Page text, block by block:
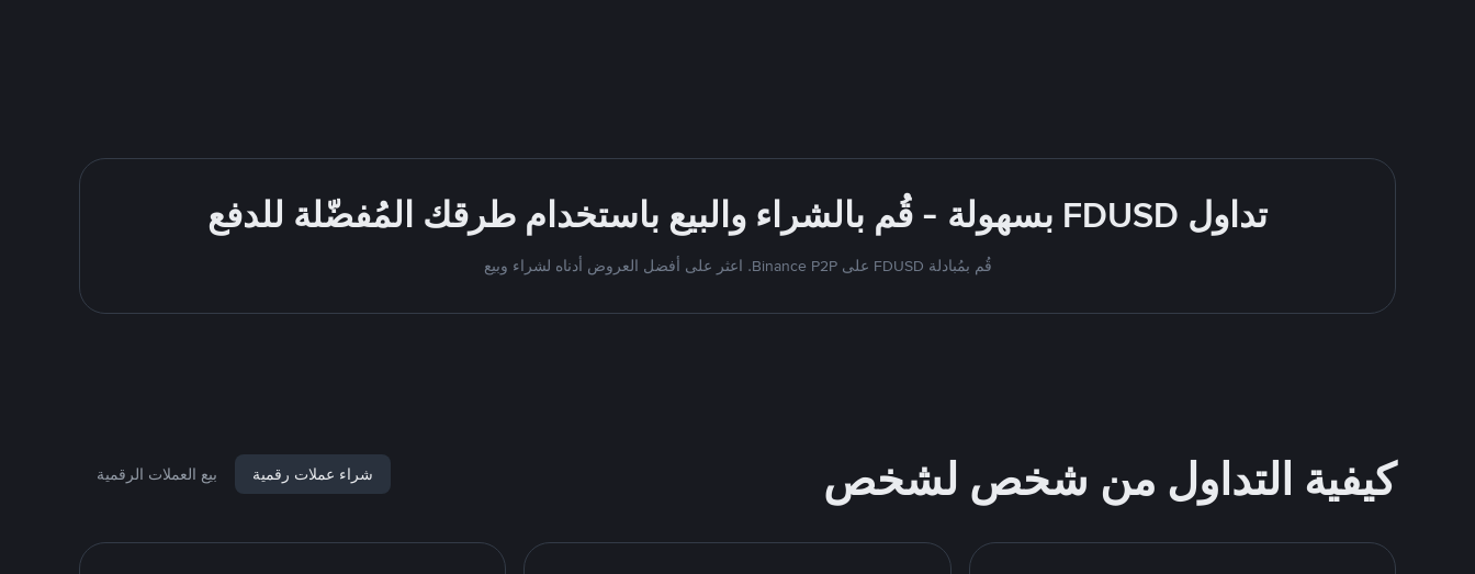
تداول FDUSD بسهولة - قُم بالشراء والبيع باستخدام طرقك المُفضّلة للدفع
قُم بمُبادلة FDUSD على Binance P2P. اعثر على أفضل العروض أدناه لشراء وبيع
كيفية التداول من شخص لشخص شراء عملات رقمية بيع العملات الرقمية